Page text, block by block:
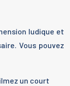
ludique et
Vous pouvez
un court